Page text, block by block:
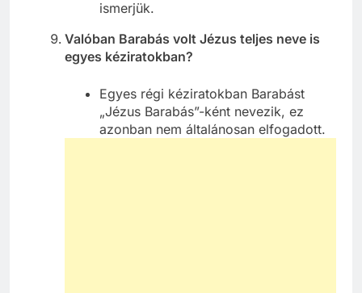
ismerjük.
Valóban Barabás volt Jézus teljes neve is
egyes kéziratokban?
Egyes régi kéziratokban Barabást
„Jézus Barabás”-ként nevezik, ez
azonban nem általánosan elfogadott.